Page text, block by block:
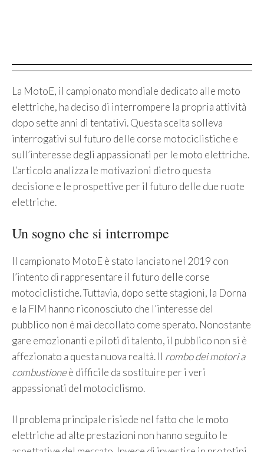
La MotoE, il campionato mondiale dedicato alle moto
elettriche, ha deciso di interrompere la propria attività
dopo sette anni di tentativi. Questa scelta solleva
interrogativi sul futuro delle corse motociclistiche e
sull’interesse degli appassionati per le moto elettriche.
L’articolo analizza le motivazioni dietro questa
decisione e le prospettive per il futuro delle due ruote
elettriche.
Un sogno che si interrompe
Il campionato MotoE è stato lanciato nel 2019 con
l’intento di rappresentare il futuro delle corse
motociclistiche. Tuttavia, dopo sette stagioni, la Dorna
e la FIM hanno riconosciuto che l’interesse del
pubblico non è mai decollato come sperato. Nonostante
gare emozionanti e piloti di talento, il pubblico non si è
affezionato a questa nuova realtà. Il rombo dei motori a
combustioneè difficile da sostituire per i veri
appassionati del motociclismo.
Il problema principale risiede nel fatto che le moto
elettriche ad alte prestazioni non hanno seguito le